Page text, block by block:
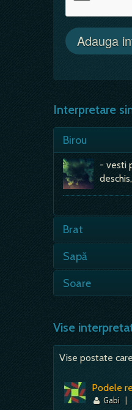
Interpretare
Birou
- vesti
Brat
Sapă
arma
Soare
Vise
Vise postate
Podele
Gabi |